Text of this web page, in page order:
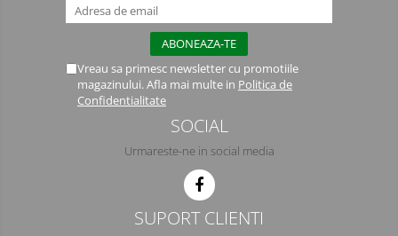
Vreau sa primesc newsletter cu promotiile
magazinului. Afla mai multe in Politica de
Confidentialitate
SOCIAL
Urmareste-ne in social media
SUPORT CLIENTI